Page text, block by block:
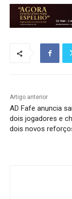
Artigo anterior
AD Fafe anuncia
dois jogadores e
dois novos